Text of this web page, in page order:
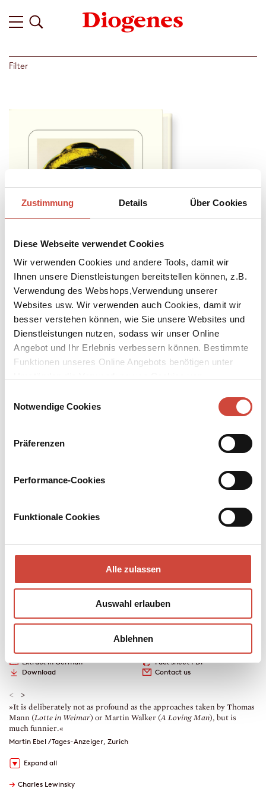
Zustimmung Details Über Cookies
Diese Webseite verwendet Cookies
Wir verwenden Cookies und andere Tools, damit wir
Ihnen unsere Dienstleistungen bereitstellen können, z.B.
Verwendung des Webshops,Verwendung unserer
Websites usw. Wir verwenden auch Cookies, damit wir
besser verstehen können, wie Sie unsere Websites und
Dienstleistungen nutzen, sodass wir unser Online
Angebot und Ihr Erlebnis verbessern können. Bestimmte
Funktionen unseres Online Angebots benötigen unter
Notwendige Cookies
Präferenzen
Performance-Cookies
Funktionale Cookies
Alle zulassen
Auswahl erlauben
Ablehnen
Filter
Smoke and Sound
Published by Diogenes as
Goethe returns from Switzerland to find himself back home in
his young son August is, or how lovingly his wife Christiane looks
after him. Ultimately, it’s his brother-in-law, Christian August
proves an unlikely source of aid. Aid that Goethe does not want yet
desperately needs.
Contemporary Literature
Film rights are handled by Diogenes
Extract in German
Download
Fact sheet PDF
Contact us
< >
»It is deliberately not as profound as the approaches taken by Thomas
Mann (Lotte in Weimar) or Martin Walker (A Loving Man), but is
much funnier.«
Martin Ebel / Tages-Anzeiger, Zurich
Expand all
→ Charles Lewinsky